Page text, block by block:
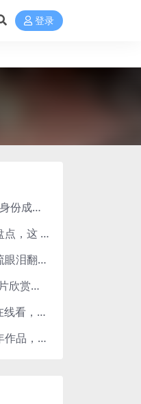
登录
糖心 vlog 小敏儿身份成焦点，芋圆呀呀与御梦子谁更胜一筹
吴梦梦经典作品盘点，这 10 部剧和电影值得一看
超可爱！姬小满流眼泪翻白眼流口水的表情包欣赏
yeonwoo高清图片欣赏，你们也来感受下coser美女这颜值吧！
yiko湿润兔图集在线看，高清图片大全每一张都吸睛
小瑶幺幺阿九拜年作品，最爱的cos图集推荐